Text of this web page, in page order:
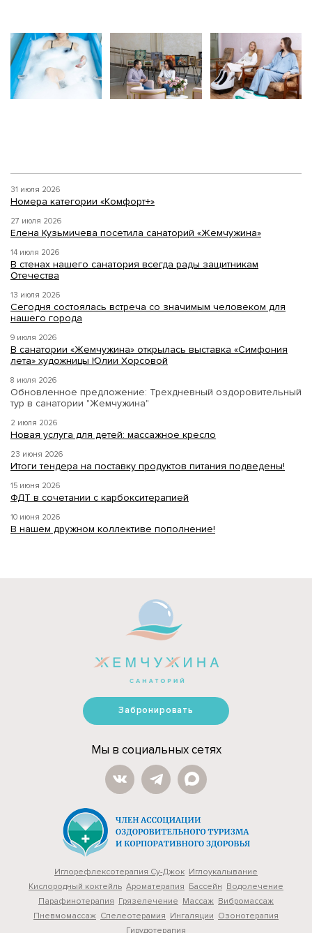
31 июля 2026
Номера категории «Комфорт+»
27 июля 2026
Елена Кузьмичева посетила санаторий «Жемчужина»
14 июля 2026
В стенах нашего санатория всегда рады защитникам
Отечества
13 июля 2026
Сегодня состоялась встреча со значимым человеком для
нашего города
9 июля 2026
В санатории «Жемчужина» открылась выставка «Симфония
лета» художницы Юлии Хорсовой
8 июля 2026
Обновленное предложение: Трехдневный оздоровительный
тур в санатории "Жемчужина"
2 июля 2026
Новая услуга для детей: массажное кресло
23 июня 2026
Итоги тендера на поставку продуктов питания подведены!
15 июня 2026
ФДТ в сочетании с карбокситерапией
10 июня 2026
В нашем дружном коллективе пополнение!
Забронировать
Мы в социальных сетях
Иглорефлексотерапия Су-Джок Иглоукалывание
Кислородный коктейль Ароматерапия Бассейн Водолечение
Парафинотерапия Грязелечение Массаж Вибромассаж
Пневмомассаж Cпелеотерамия Ингаляции Озонотерапия
Гирудотерапия